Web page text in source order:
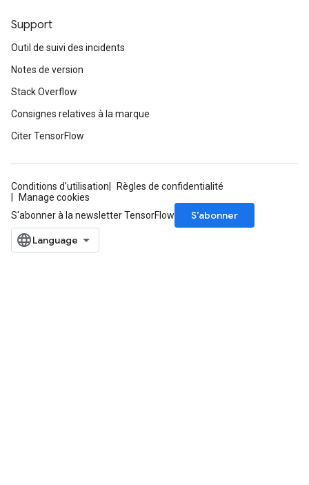
Support
Outil de suivi des incidents
Notes de version
Stack Overflow
Consignes relatives à la marque
Citer TensorFlow
Conditions d'utilisation
Règles de confidentialité
Manage cookies
S'abonner à la newsletter TensorFlow
S’abonner